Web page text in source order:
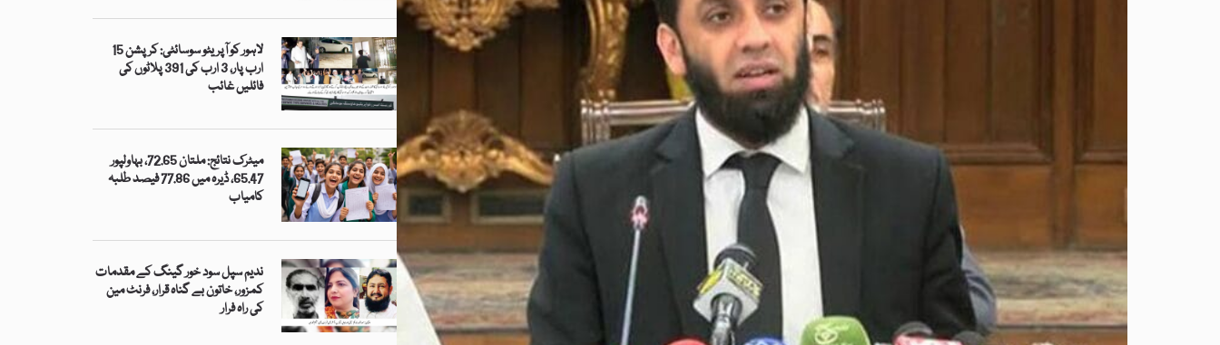
لاہور کو آپریٹو سوسائٹی: کرپشن 15
ارب پار، 3 ارب کی 391 پلاٹوں کی
فائلیں غائب
میٹرک نتائج: ملتان 72.65، بہاولپور
65.47، ڈیرہ میں 77.86 فیصد طلبہ
کامیاب
ندیم سپل سود خور گینگ کے مقدمات
کمزور، خاتون بے گناہ قرار، فرنٹ مین
کی راہ فرار